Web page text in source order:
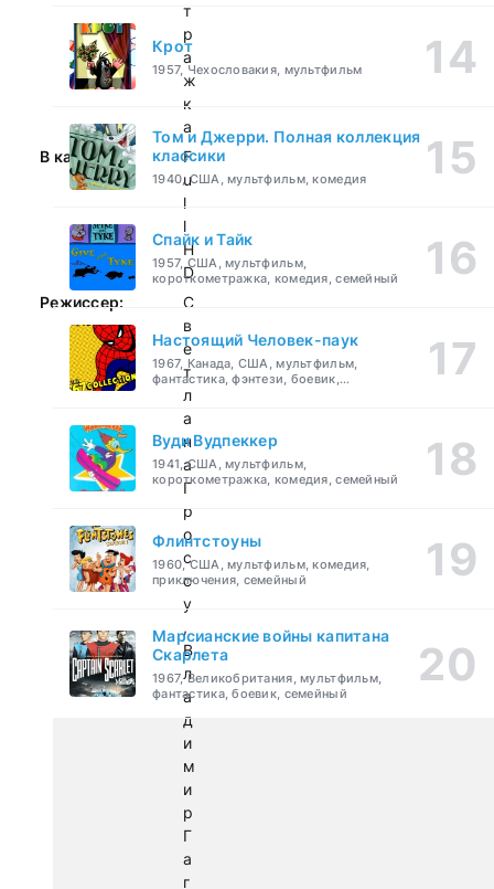
т
р
а
ж
к
а
В качестве:
F
u
l
l
H
D
Режиссер:
С
в
е
т
л
а
н
а
Г
р
о
с
с
у
,
В
л
а
д
и
м
и
р
Г
а
г
Крот
1957, Чехословакия, мультфильм
Том и Джерри. Полная коллекция
классики
1940, США, мультфильм, комедия
Спайк и Тайк
1957, США, мультфильм,
короткометражка, комедия, семейный
Настоящий Человек-паук
1967, Канада, США, мультфильм,
фантастика, фэнтези, боевик,
приключения, семейный
Вуди Вудпеккер
1941, США, мультфильм,
короткометражка, комедия, семейный
Флинтстоуны
1960, США, мультфильм, комедия,
приключения, семейный
Марсианские войны капитана
Скарлета
1967, Великобритания, мультфильм,
фантастика, боевик, семейный